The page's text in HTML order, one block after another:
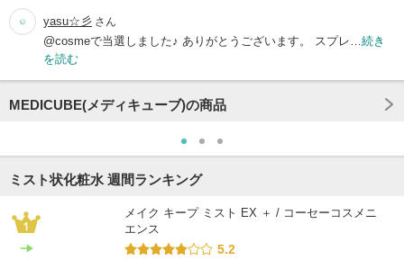
yasu☆彡 さん
@cosmeで当選しました♪ ありがとうございます。 スプレ… 続き
を読む
MEDICUBE(メディキューブ)の商品
ミスト状化粧水 週間ランキング
メイク キープ ミスト EX ＋ / コーセーコスメニ
エンス
5.2